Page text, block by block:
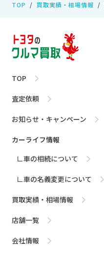
TOP 買取実績・相場情報
TOP
査定依頼
お知らせ・キャンペーン
カーライフ情報
∟車の相続について
∟車の名義変更について
買取実績・相場情報
店舗一覧
会社情報